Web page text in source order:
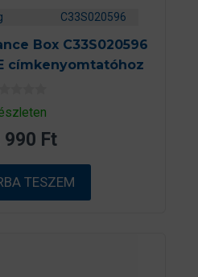
C33S020596
Box C33S020596
címkenyomtatóhoz
990 Ft
TESZEM